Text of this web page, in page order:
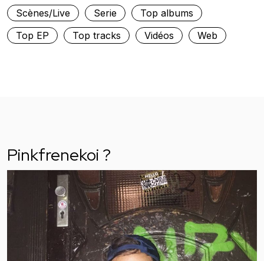
Scènes/Live
Serie
Top albums
Top EP
Top tracks Vidéos Web
Pinkfrenekoi ?